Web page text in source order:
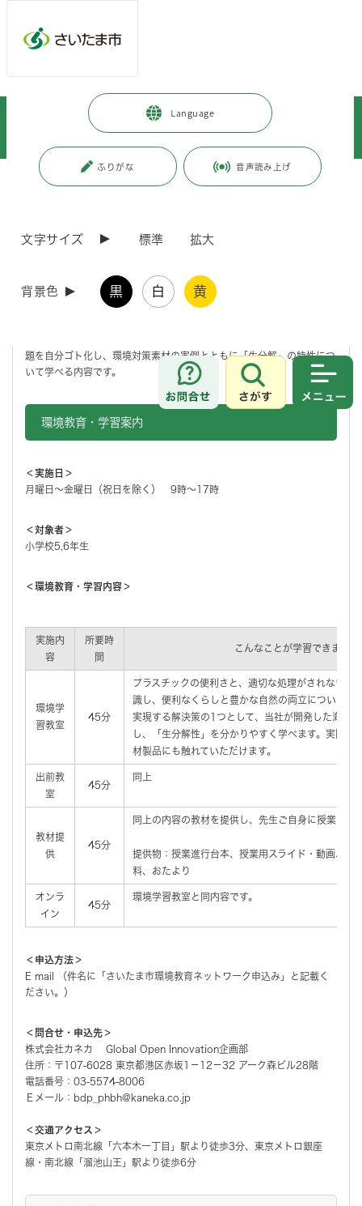
Language
ふりがな 音声読み上げ
文字サイズ 標準 拡大
背景色 黒 白 黄
お問合せ
さがす
暮らし・手続き > 環境保全 環境教育・学習
さいたま市環境教育ネットワーク
環境教育ネットワークパートナー
更新日付：2024年9月16日 / ページ番号：C095570
リマー Green Planet®）を題材にした授業です。 当製品は、100％バ
イオマス由来で、海水中でも生分解される素材として、海洋プラスチッ
ク汚染といった環境問題解決に貢献する素材です。授業では、プラスチ
題を自分ゴト化し、環境対策素材の実例とともに「生分解」の特性につ
いて学べる内容です。
環境教育・学習案内
＜実施日＞
月曜日～金曜日（祝日を除く） 9時～17時
＜対象者＞
小学校5,6年生
＜環境教育・学習内容＞
実施内
容
所要時
間
こんなことが学習できます
環境学
習教室
45分
プラスチックの便利さと、適切な処理がされないこ
識し、便利なくらしと豊かな自然の両立について考
実現する解決策の1つとして、当社が開発した海洋
し、「生分解性」を分かりやすく学べます。実際に
材製品にも触れていただけます。
出前教
室
45分
同上
教材提
供
45分
同上の内容の教材を提供し、先生ご自身に授業いた
提供物：授業進行台本、授業用スライド・動画、ワ
料、おたより
オンラ
イン
45分
環境学習教室と同内容です。
＜申込方法＞
E mail （件名に「さいたま市環境教育ネットワーク申込み」と記載く
ださい。）
＜問合せ・申込先＞
株式会社カネカ Global Open Innovation企画部
住所：〒107-6028 東京都港区赤坂1－12－32 アーク森ビル28階
電話番号：03-5574-8006
Ｅメール：bdp_phbh@kaneka.co.jp
＜交通アクセス＞
東京メトロ南北線「六本木一丁目」駅より徒歩3分、東京メトロ銀座
線・南北線「溜池山王」駅より徒歩6分